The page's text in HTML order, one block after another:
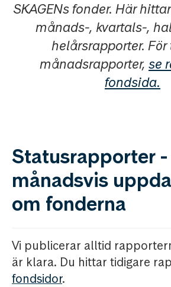
SKAGENs fonder. Här
månads-, kvartals-,
helårsrapporter. För
månadsrapporter, se
fondsida.
Statusrapporter -
månadsvis
om fonderna
Vi publicerar alltid
är klara. Du hittar tidigare
fondsidor.